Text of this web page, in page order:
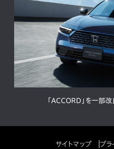
「ACCORD」を一部
サイトマップ プラ